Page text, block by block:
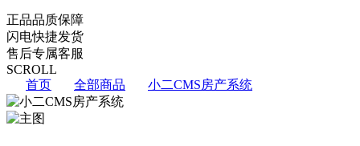
正品品质保障
闪电快捷发货
售后专属客服
SCROLL
首页
全部商品 小二CMS房产系统